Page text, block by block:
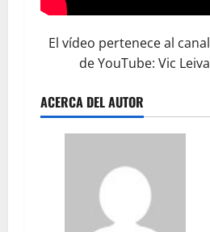
El vídeo pertenece al canal
de YouTube: Vic Leiva
ACERCA DEL AUTOR